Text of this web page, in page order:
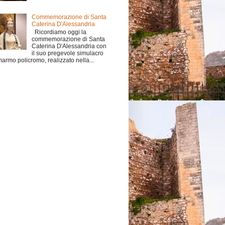
Commemorazione di Santa
Caterina D'Alessandria
Ricordiamo oggi la
commemorazione di Santa
Caterina D'Alessandria con
il suo pregevole simulacro
policromo, realizzato nella...